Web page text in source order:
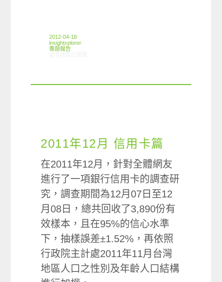
2012-04-18
insightxplorer
專題報告
2011年12月 信用卡篇
在2011年12月，針對全體網友
進行了一項銀行信用卡的調查研
究，調查期間為12月07日至12
月08日，總共回收了3,890份有
效樣本，且在95%的信心水準
下，抽樣誤差±1.52%，再依照
行政院主計處2011年11月台灣
地區人口之性別及年齡人口結構